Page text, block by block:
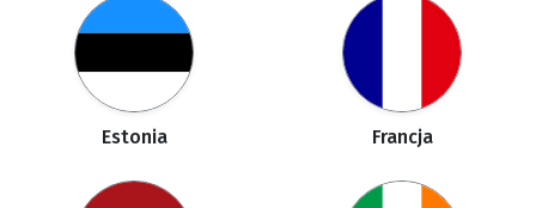
Estonia Francja